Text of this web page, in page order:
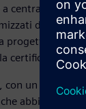
centrare
dal punto
progettazione
certificazione”.
con un
abbiamo